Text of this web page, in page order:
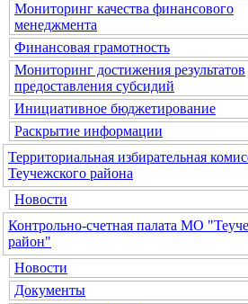
Мониторинг качества финансового
менеджмента
Финансовая грамотность
Мониторинг достижения результатов
предоставления субсидий
Инициативное бюджетирование
Раскрытие информации
Территориальная избирательная
Теучежского района
Новости
Контрольно-счетная палата МО
район"
Новости
Документы